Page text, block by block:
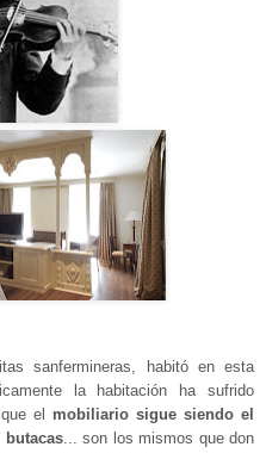
sanfermineras, habitó en esta
la habitación ha sufrido
el mobiliario sigue siendo el
... son los mismos que don